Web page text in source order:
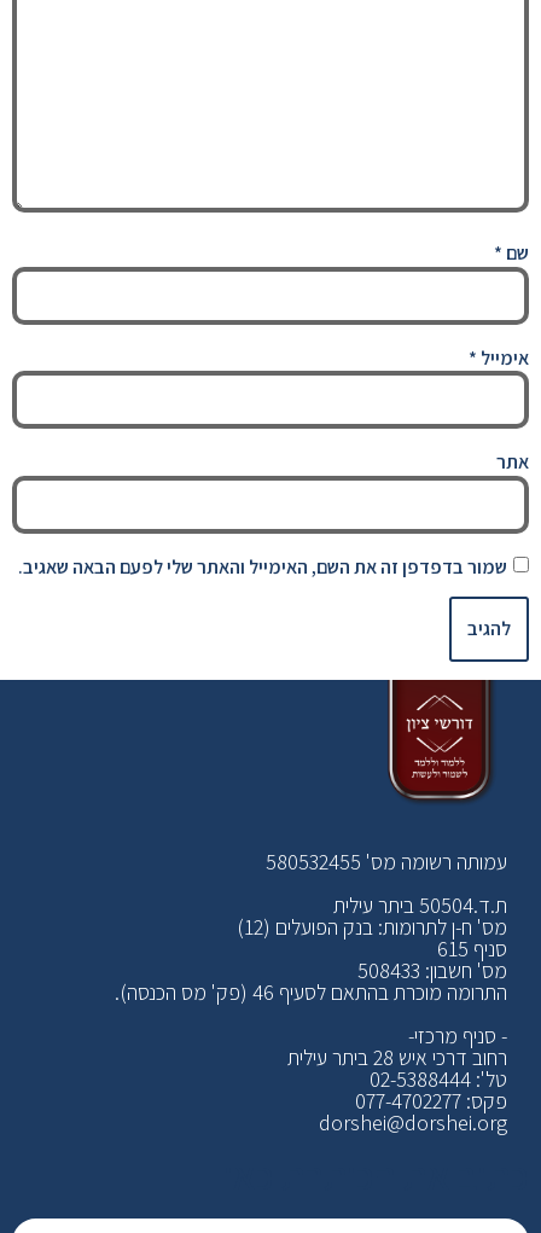
שם *
אימייל *
אתר
שמור בדפדפן זה את השם, האימייל והאתר שלי לפעם הבאה שאגיב.
עמותה רשומה מס' 580532455
ת.ד.50504 ביתר עילית
מס' ח-ן לתרומות: בנק הפועלים (12)
סניף 615
מס' חשבון: 508433
התרומה מוכרת בהתאם לסעיף 46 (פק' מס הכנסה).
- סניף מרכזי-
רחוב דרכי איש 28 ביתר עילית
טל': 02-5388444
פקס: 077-4702277
dorshei@dorshei.org